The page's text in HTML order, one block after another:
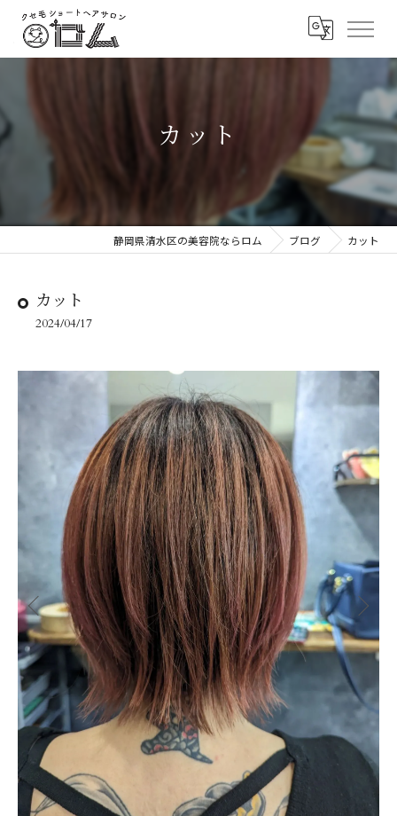
カット
静岡県清水区の美容院ならロム ブログ カット
カット
2024/04/17